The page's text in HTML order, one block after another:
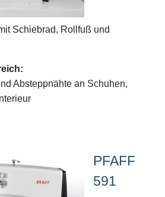
Schiebrad, Rollfuß und
Absteppnähte an Schuhen,
PFAFF
591